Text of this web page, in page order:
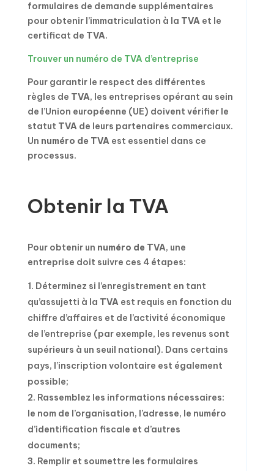
formulaires de demande supplémentaires
pour obtenir l’immatriculation à la TVAet le
certificat de TVA.
Trouver un numéro de TVA d’entreprise
Pour garantir le respect des différentes
règles de TVA, les entreprises opérant au sein
de l’Union européenne (UE) doivent vérifier le
statut TVAde leurs partenaires commerciaux.
Un numéro de TVAest essentiel dans ce
processus.
Obtenir la TVA
Pour obtenir un numéro de TVA, une
entreprise doit suivre ces 4 étapes:
Déterminez si l’enregistrement en tant
qu’assujetti à la TVAest requis en fonction du
chiffre d’affaires et de l’activité économique
de l’entreprise (par exemple, les revenus sont
supérieurs à un seuil national). Dans certains
pays, l’inscription volontaire est également
possible;
Rassemblez les informations nécessaires:
le nom de l’organisation, l’adresse, le numéro
d’identification fiscale et d’autres
documents;
Remplir et soumettre les formulaires